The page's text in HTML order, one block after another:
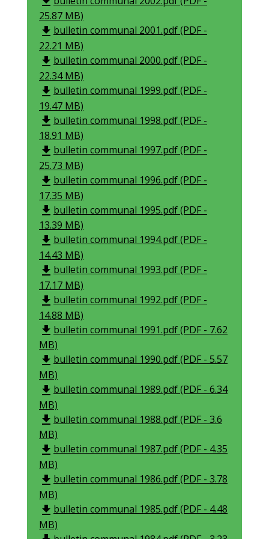
25.87 MB)
file_download bulletin communal 2001.pdf (PDF -
22.21 MB)
file_download bulletin communal 2000.pdf (PDF -
22.34 MB)
file_download bulletin communal 1999.pdf (PDF -
19.47 MB)
file_download bulletin communal 1998.pdf (PDF -
18.91 MB)
file_download bulletin communal 1997.pdf (PDF -
25.73 MB)
file_download bulletin communal 1996.pdf (PDF -
17.35 MB)
file_download bulletin communal 1995.pdf (PDF -
13.39 MB)
file_download bulletin communal 1994.pdf (PDF -
14.43 MB)
file_download bulletin communal 1993.pdf (PDF -
17.17 MB)
file_download bulletin communal 1992.pdf (PDF -
14.88 MB)
file_download bulletin communal 1991.pdf (PDF - 7.62
MB)
file_download bulletin communal 1990.pdf (PDF - 5.57
MB)
file_download bulletin communal 1989.pdf (PDF - 6.34
MB)
file_download bulletin communal 1988.pdf (PDF - 3.6
MB)
file_download bulletin communal 1987.pdf (PDF - 4.35
MB)
file_download bulletin communal 1986.pdf (PDF - 3.78
MB)
file_download bulletin communal 1985.pdf (PDF - 4.48
MB)